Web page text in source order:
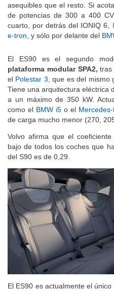
asequibles que el resto. Si
de potencias de 300 a 400
cuarto, por detrás del IONIQ 6,
e-tron , y sólo por delante del
El ES90 es el segundo
plataforma modular SPA2, tras
el Polestar 3 , que es del mismo
Tiene una arquitectura eléctrica
a un máximo de 350 kW.
como el BMW i5 o el
de carga mucho menor (270,
Volvo afirma que el
bajo de todos los coches que
del S90 es de 0,29.
El ES90 es actualmente el